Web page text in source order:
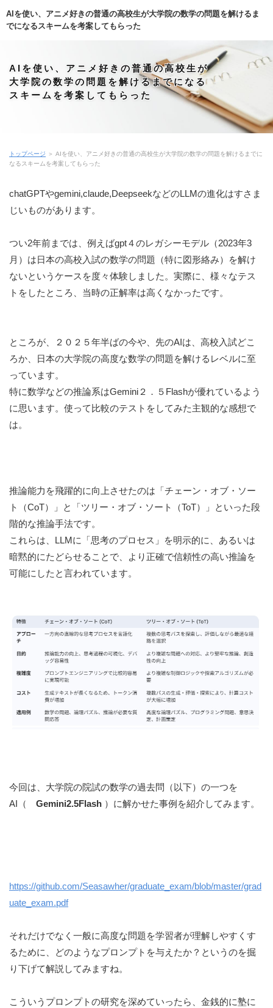
AIを使い、アニメ好きの普通の高校生が大学院の数学の問題を解けるま
でになるスキームを考案してもらった
AIを使い、アニメ好きの普通の高校生が
大学院の数学の問題を解けるまでになる
スキームを考案してもらった
トップページ ＞ AIを使い、アニメ好きの普通の高校生が大学院の数学の問題を解けるまでに
なるスキームを考案してもらった
chatGPTやgemini,claude,DeepseekなどのLLMの進化はすさま
じいものがあります。
つい2年前までは、例えばgpt４のレガシーモデル（2023年3
月）は日本の高校入試の数学の問題（特に図形絡み）を解け
ないというケースを度々体験しました。実際に、様々なテス
トをしたところ、当時の正解率は高くなかったです。
ところが、２０２５年半ばの今や、先のAIは、高校入試どこ
ろか、日本の大学院の高度な数学の問題を解けるレベルに至
っています。
特に数学などの推論系はGemini２．５Flashが優れているよう
に思います。使って比較のテストをしてみた主観的な感想で
は。
推論能力を飛躍的に向上させたのは「チェーン・オブ・ソー
ト（CoT）」と「ツリー・オブ・ソート（ToT）」といった段
階的な推論手法です。
これらは、LLMに「思考のプロセス」を明示的に、あるいは
暗黙的にたどらせることで、より正確で信頼性の高い推論を
可能にしたと言われています。
今回は、大学院の院試の数学の過去問（以下）の一つを
AI（ Gemini2.5Flash ）に解かせた事例を紹介してみます。
https://github.com/Seasawher/graduate_exam/blob/master/grad
uate_exam.pdf
それだけでなく一般に高度な問題を学習者が理解しやすくす
るために、どのようなプロンプトを与えたか？というのを掘
り下げて解説してみますね。
こういうプロンプトの研究を深めていったら、金銭的に塾に